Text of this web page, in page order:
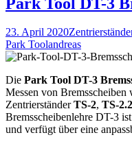
23. April 2020
Park Toolandreas
Die Park Tool DT-3
Messen von
ZentrierständerTS-2, TS-2.2
Bremsscheibenlehre DT-3
und verfügt über eine